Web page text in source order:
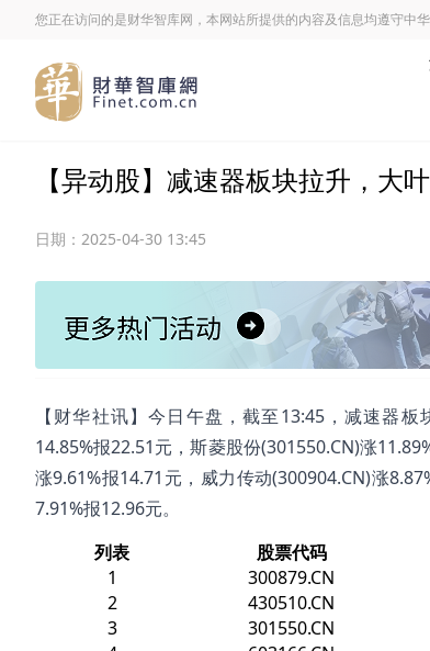
您正在访问的是财华智库网，本网站所提供的内容及信息均遵守中
【异动股】减速器板块拉升，大
日期： 2025-04-30 13:45
【财华社讯】今日午盘，截至13:45，减速器
14.85%报22.51元，斯菱股份(301550.CN)涨
涨9.61%报14.71元，威力传动(300904.CN)涨
7.91%报12.96元。
列表
股票代码
1
300879.CN
2
430510.CN
3
301550.CN